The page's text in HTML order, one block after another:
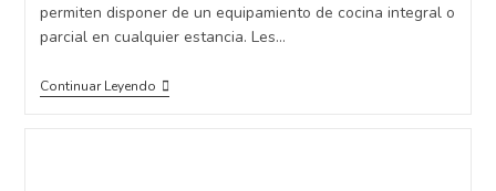
permiten disponer de un equipamiento de cocina integral o
parcial en cualquier estancia. Les…
Continuar Leyendo